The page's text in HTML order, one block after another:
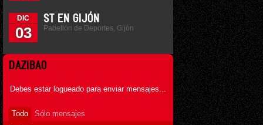
DIC
03
ST EN GIJÓN
Pabellón de Deportes, Gijón
DAZIBAO
Debes estar logueado para enviar mensajes...
Todo
Sólo mensajes